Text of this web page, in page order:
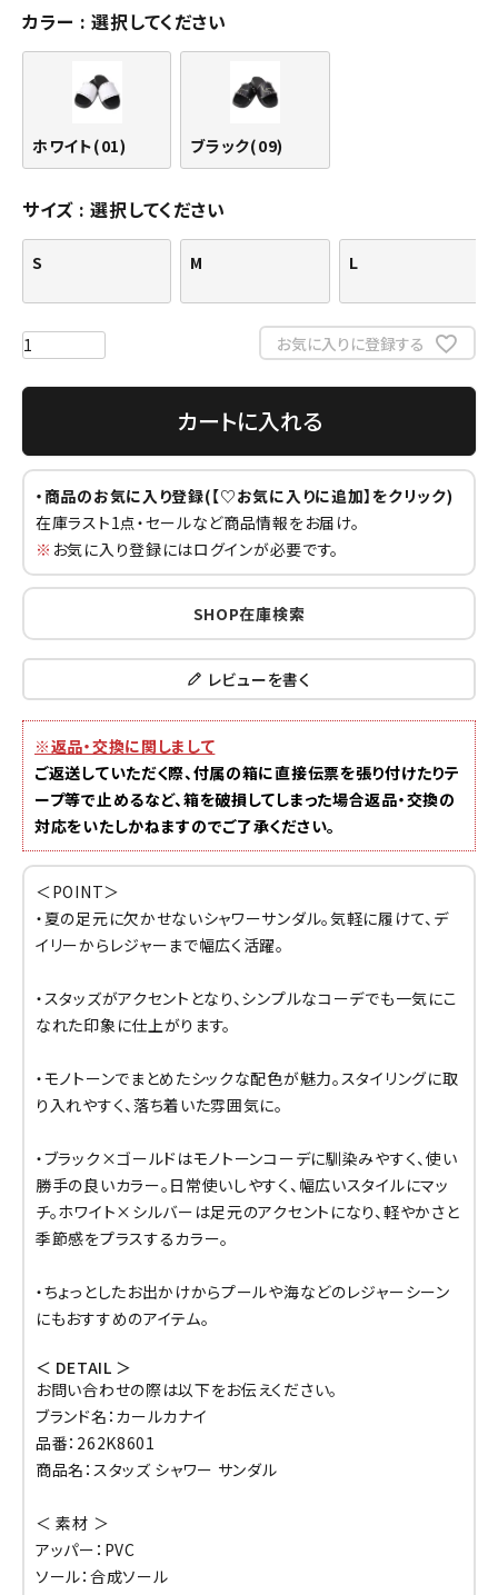
カラー 選択してください
ホワイト(01) ブラック(09)
サイズ 選択してください
S M L
お気に入りに登録する
カートに入れる
・商品のお気に入り登録(【♡お気に入りに追加】をクリック)
在庫ラスト1点・セールなど商品情報をお届け。
※ お気に入り登録にはログインが必要です。
SHOP在庫検索
レビューを書く
※返品・交換に関しまして
ご返送していただく際、付属の箱に直接伝票を張り付けたりテ
ープ等で止めるなど、箱を破損してしまった場合返品・交換の
対応をいたしかねますのでご了承ください。
＜POINT＞
・夏の足元に欠かせないシャワーサンダル。気軽に履けて、デ
イリーからレジャーまで幅広く活躍。
・スタッズがアクセントとなり、シンプルなコーデでも一気にこ
なれた印象に仕上がります。
・モノトーンでまとめたシックな配色が魅力。スタイリングに取
り入れやすく、落ち着いた雰囲気に。
・ブラック×ゴールドはモノトーンコーデに馴染みやすく、使い
勝手の良いカラー。日常使いしやすく、幅広いスタイルにマッ
チ。ホワイト×シルバーは足元のアクセントになり、軽やかさと
季節感をプラスするカラー。
・ちょっとしたお出かけからプールや海などのレジャーシーン
にもおすすめのアイテム。
＜ DETAIL ＞
お問い合わせの際は以下をお伝えください。
ブランド名：カールカナイ
品番：262K8601
商品名：スタッズ シャワー サンダル
＜ 素材 ＞
アッパー：PVC
ソール：合成ソール